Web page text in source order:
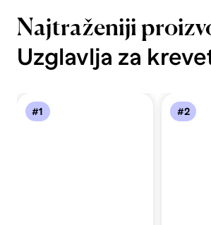
Najtraženiji
Uzglavlja za
#1 #2